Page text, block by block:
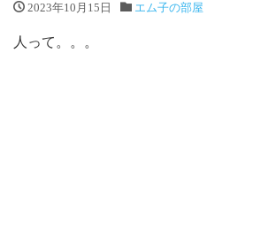
2023年10月15日 エム子の部屋
人って。。。